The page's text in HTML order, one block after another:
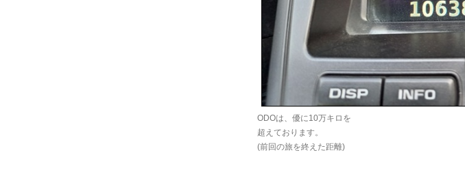
ODOは、優に10万キロを
超えております。
(前回の旅を終えた距離)